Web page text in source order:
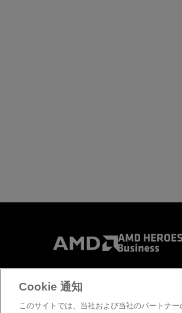
Cookie 通知
このサイトでは、当社および当社のパートナ